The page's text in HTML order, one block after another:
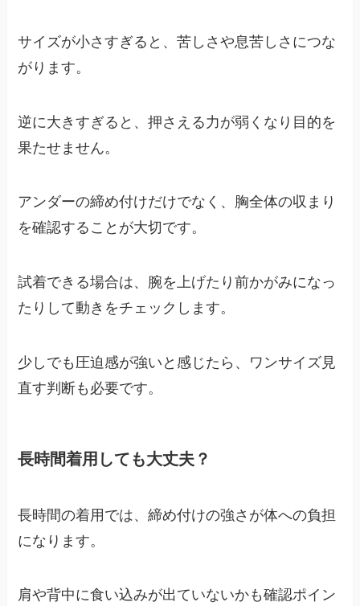
サイズが小さすぎると、苦しさや息苦しさにつな
がります。
逆に大きすぎると、押さえる力が弱くなり目的を
果たせません。
アンダーの締め付けだけでなく、胸全体の収まり
を確認することが大切です。
試着できる場合は、腕を上げたり前かがみになっ
たりして動きをチェックします。
少しでも圧迫感が強いと感じたら、ワンサイズ見
直す判断も必要です。
長時間着用しても大丈夫？
長時間の着用では、締め付けの強さが体への負担
になります。
肩や背中に食い込みが出ていないかも確認ポイン